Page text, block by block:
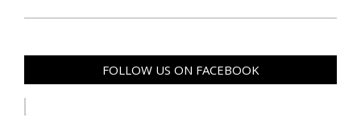
FOLLOW US ON FACEBOOK